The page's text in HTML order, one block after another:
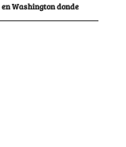
Washington donde